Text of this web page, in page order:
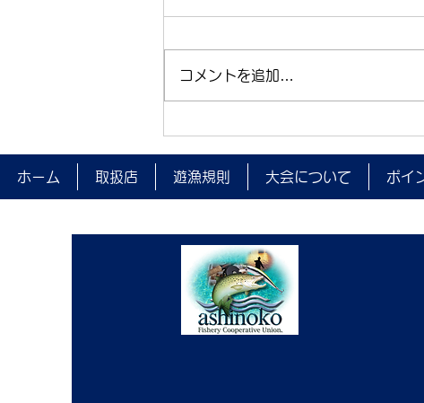
コメントを追加…
ホーム 取扱店 遊漁規則 大会について ポイ